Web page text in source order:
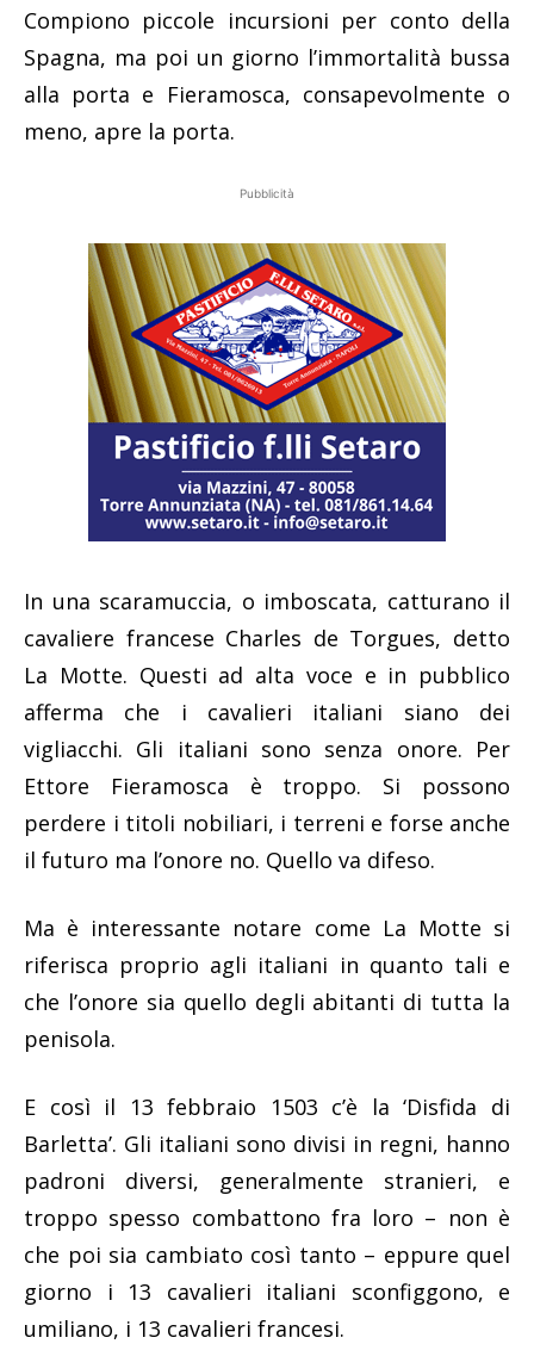
Compiono piccole incursioni per conto della
Spagna, ma poi un giorno l’immortalità bussa
alla porta e Fieramosca, consapevolmente o
meno, apre la porta.
Pubblicità
In una scaramuccia, o imboscata, catturano il
cavaliere francese Charles de Torgues, detto
La Motte. Questi ad alta voce e in pubblico
afferma che i cavalieri italiani siano dei
vigliacchi. Gli italiani sono senza onore. Per
Ettore Fieramosca è troppo. Si possono
perdere i titoli nobiliari, i terreni e forse anche
il futuro ma l’onore no. Quello va difeso.
Ma è interessante notare come La Motte si
riferisca proprio agli italiani in quanto tali e
che l’onore sia quello degli abitanti di tutta la
penisola.
E così il 13 febbraio 1503 c’è la ‘Disfida di
Barletta’. Gli italiani sono divisi in regni, hanno
padroni diversi, generalmente stranieri, e
troppo spesso combattono fra loro – non è
che poi sia cambiato così tanto – eppure quel
giorno i 13 cavalieri italiani sconfiggono, e
umiliano, i 13 cavalieri francesi.